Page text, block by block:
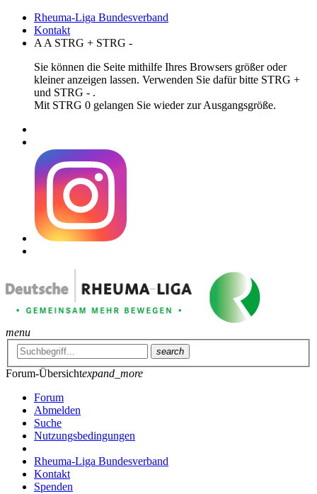
Rheuma-Liga Bundesverband
Kontakt
A A STRG + STRG -
Sie können die Seite mithilfe Ihres Browsers größer oder
kleiner anzeigen lassen. Verwenden Sie dafür bitte STRG +
und STRG - .
Mit STRG 0 gelangen Sie wieder zur Ausgangsgröße.
menu
search
Forum-Übersichtexpand_more
Forum
Abmelden
Suche
Nutzungsbedingungen
Rheuma-Liga Bundesverband
Kontakt
Spenden